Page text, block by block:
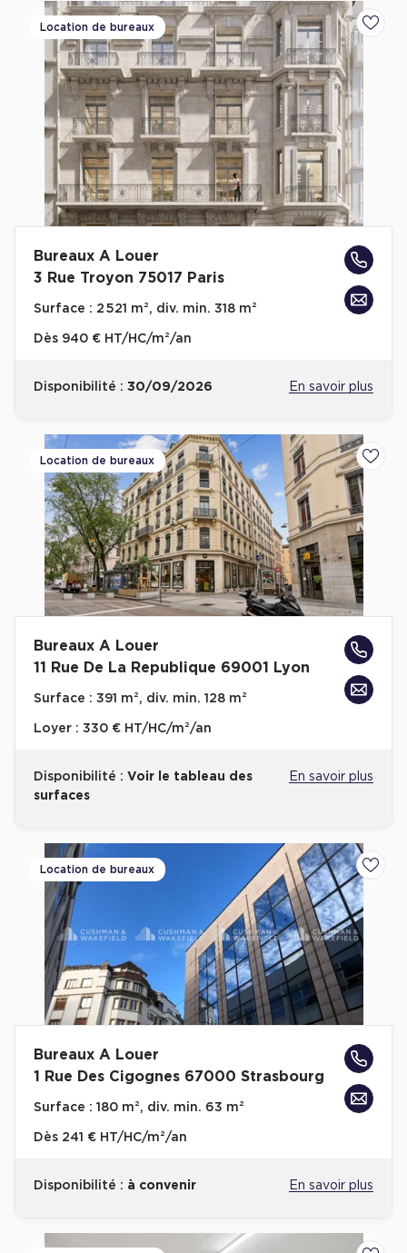
Location de bureaux
Bureaux A Louer
3 Rue Troyon 75017 Paris
Surface : 2 521 m², div. min. 318 m²
Dès 940 € HT/HC/m²/an
Disponibilité : 30/09/2026 En savoir plus
Location de bureaux
Bureaux A Louer
11 Rue De La Republique 69001 Lyon
Surface : 391 m², div. min. 128 m²
Loyer : 330 € HT/HC/m²/an
Disponibilité : Voir le tableau des
surfaces
En savoir plus
Location de bureaux
Bureaux A Louer
1 Rue Des Cigognes 67000 Strasbourg
Surface : 180 m², div. min. 63 m²
Dès 241 € HT/HC/m²/an
Disponibilité : à convenir En savoir plus